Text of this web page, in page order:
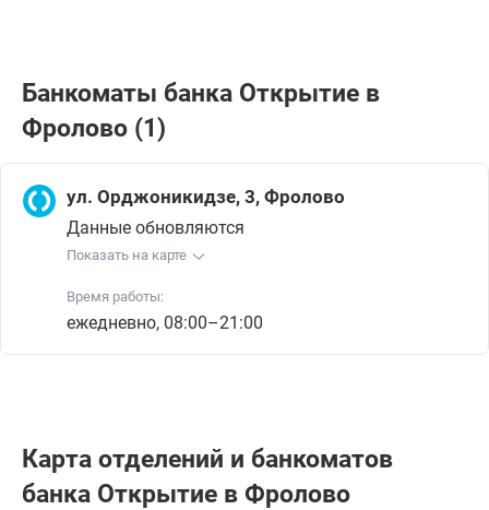
Банкоматы банка Открытие в
Фролово (1)
ул. Орджоникидзе, 3, Фролово
Данные обновляются
Показать на карте
Время работы:
ежедневно, 08:00–21:00
Карта отделений и банкоматов
банка Открытие в Фролово